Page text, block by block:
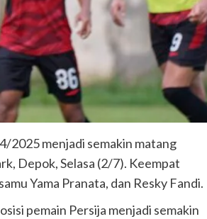
2025 menjadi semakin matang
Depok, Selasa (2/7). Keempat
Yama Pranata, dan Resky Fandi.
pemain Persija menjadi semakin